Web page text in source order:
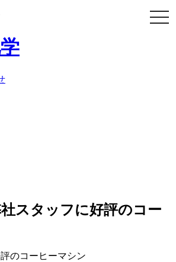
社スタッフに好評のコー